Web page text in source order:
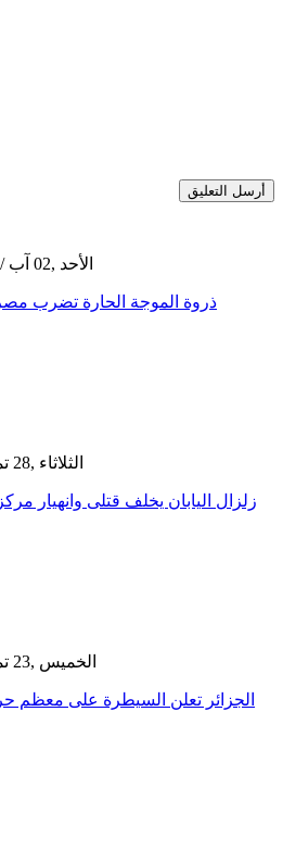
أرسل التعليق
GMT 14:31 2026 الأحد ,02 آب / أغسطس
ذروة الموجة الحارة تضرب مصر
GMT 12:08 2026 الثلاثاء ,28 تموز / يوليو
زلزال اليابان يخلف قتلى وانهيار
GMT 19:32 2026 الخميس ,23 تموز / يوليو
الجزائر تعلن السيطرة على معظم